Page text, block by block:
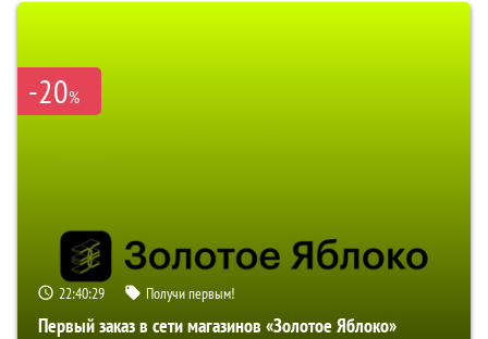
-20%
22:40:27 Получи первым!
Первый заказ в сети магазинов «Золотое Яблоко»